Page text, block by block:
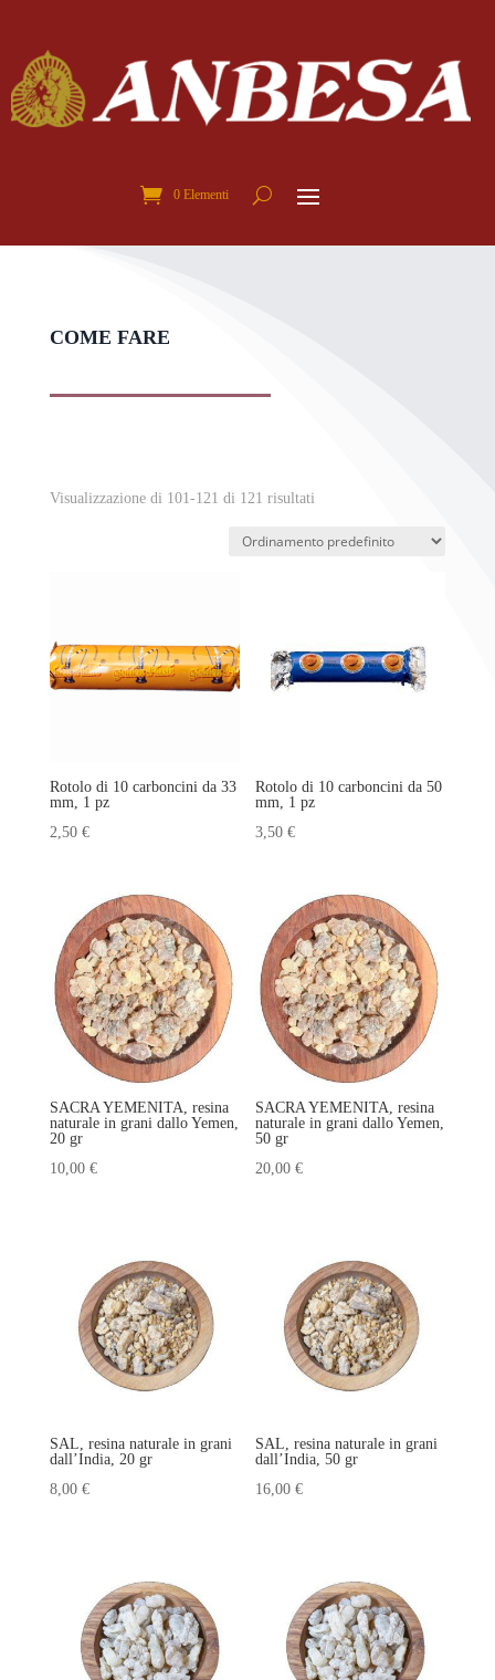
0 Elementi
COME FARE
Visualizzazione di 101-121 di 121 risultati
Rotolo di 10 carboncini da 33
mm, 1 pz
2,50 €
Rotolo di 10 carboncini da 50
mm, 1 pz
3,50€
SACRA YEMENITA, resina
naturale in grani dallo Yemen,
20 gr
10,00 €
SACRA YEMENITA, resina
naturale in grani dallo Yemen,
50 gr
20,00€
SAL, resina naturale in grani
dall’India, 20 gr
8,00 €
SAL, resina naturale in grani
dall’India, 50 gr
16,00€